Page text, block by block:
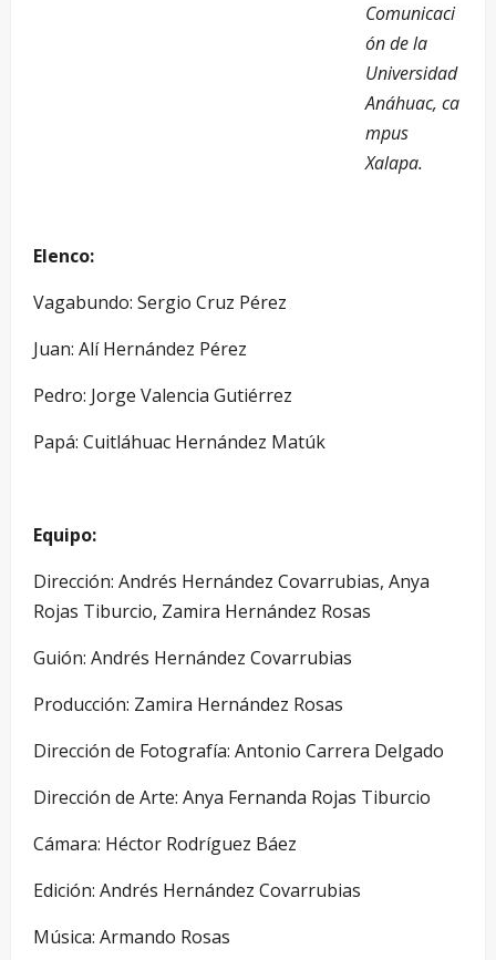
Comunicaci
ón de la
Universidad
Anáhuac, ca
mpus
Xalapa.
Elenco:
Vagabundo: Sergio Cruz Pérez
Juan: Alí Hernández Pérez
Pedro: Jorge Valencia Gutiérrez
Papá: Cuitláhuac Hernández Matúk
Equipo:
Dirección: Andrés Hernández Covarrubias, Anya
Rojas Tiburcio, Zamira Hernández Rosas
Guión: Andrés Hernández Covarrubias
Producción: Zamira Hernández Rosas
Dirección de Fotografía: Antonio Carrera Delgado
Dirección de Arte: Anya Fernanda Rojas Tiburcio
Cámara: Héctor Rodríguez Báez
Edición: Andrés Hernández Covarrubias
Música: Armando Rosas